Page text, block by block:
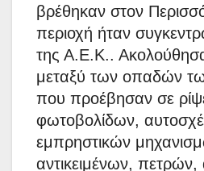
βρέθηκαν στον
περιοχή ήταν
της Α.Ε.Κ..
μεταξύ των οπαδών
που προέβησαν σε
φωτοβολίδων,
εμπρηστικών
αντικειμένων,